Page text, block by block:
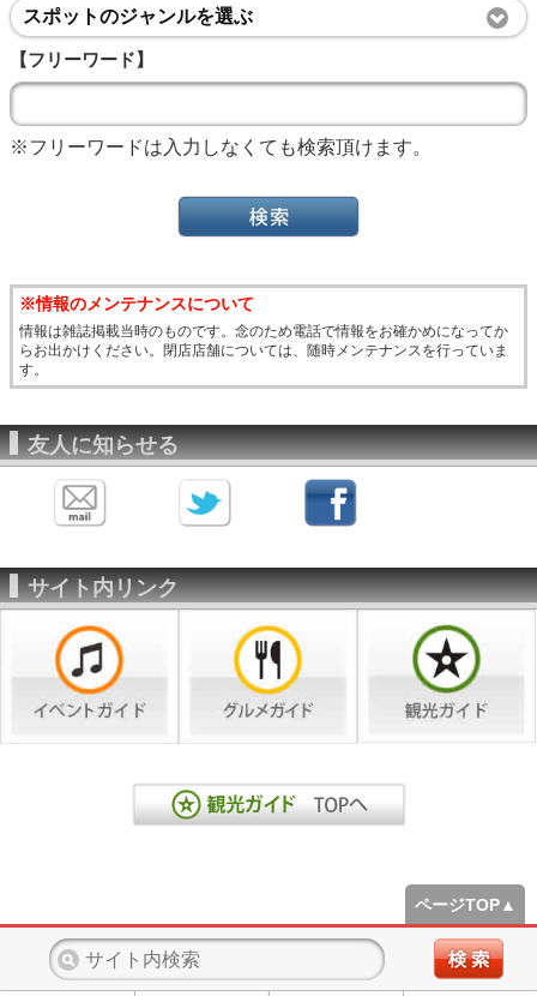
スポットのジャンルを選ぶ
【フリーワード】
※フリーワードは入力しなくても検索頂けます。
※情報のメンテナンスについて
情報は雑誌掲載当時のものです。念のため電話で情報をお確かめになってか
らお出かけください。閉店店舗については、随時メンテナンスを行っていま
す。
友人に知らせる
サイト内リンク
ページTOP▲